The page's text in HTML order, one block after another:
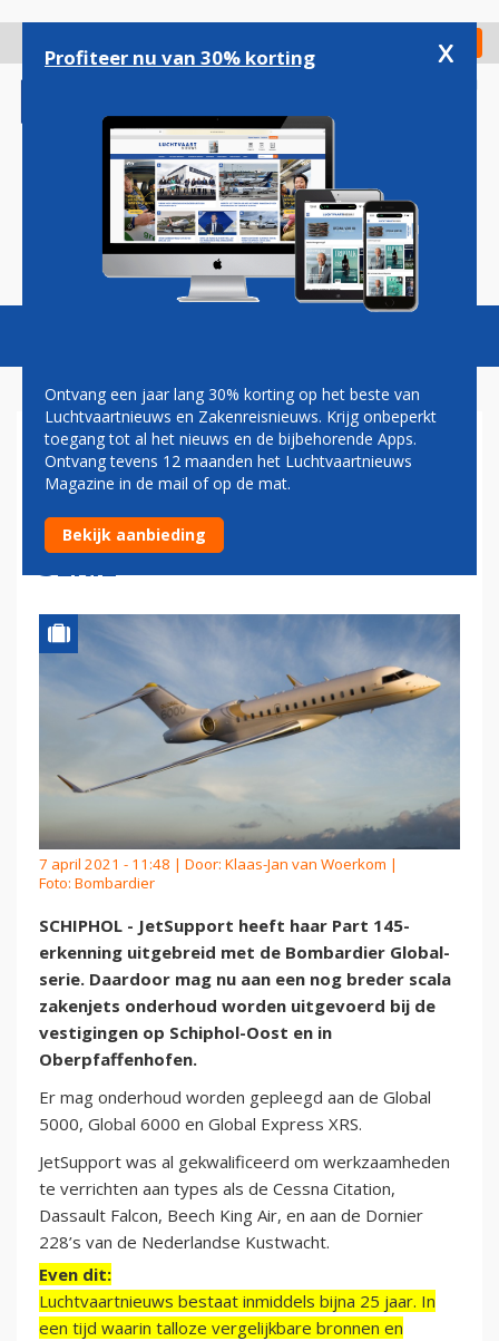
gaan
Check in
Magazine Podcasts Vacatures
JETSUPPORT MAG
ONDERHOUD UITVOEREN
AAN BOMBARDIER GLOBAL-
SERIE
7 april 2021 - 11:48 | Door: Klaas-Jan van Woerkom |
Foto: Bombardier
SCHIPHOL - JetSupport heeft haar Part 145-
erkenning uitgebreid met de Bombardier Global-
serie. Daardoor mag nu aan een nog breder scala
zakenjets onderhoud worden uitgevoerd bij de
vestigingen op Schiphol-Oost en in
Oberpfaffenhofen.
Er mag onderhoud worden gepleegd aan de Global
5000, Global 6000 en Global Express XRS.
JetSupport was al gekwalificeerd om werkzaamheden
te verrichten aan types als de Cessna Citation,
Dassault Falcon, Beech King Air, en aan de Dornier
228’s van de Nederlandse Kustwacht.
Even dit:
Luchtvaartnieuws bestaat inmiddels bijna 25 jaar. In
een tijd waarin talloze vergelijkbare bronnen en
Profiteer nu van 30% korting x
Ontvang een jaar lang 30% korting op het beste van
Luchtvaartnieuws en Zakenreisnieuws. Krijg onbeperkt
toegang tot al het nieuws en de bijbehorende Apps.
Ontvang tevens 12 maanden het Luchtvaartnieuws
Magazine in de mail of op de mat.
Bekijk aanbieding